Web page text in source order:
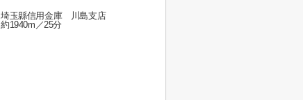
埼玉縣信用金庫 川島支店
約1940m／25分